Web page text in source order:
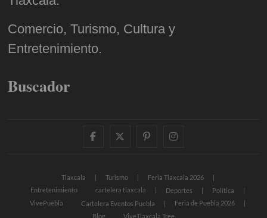
Comercio, Turismo, Cultura y
Entretenimiento.
Buscador
facebooktwitter
pinterestinstagram
Tlaxcala Turismo
Feria Tlaxcala 2026
Entretenimiento
cartelera tlaxcala Deportes
Política
VivePuebla
Cartelera Eventos Puebla
Feria de Puebla 2026
Blog
ViveTlaxcala Tree